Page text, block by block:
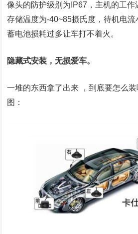
像头的防护级别为IP67，主机的工作
存储温度为-40~85摄氏度，待机电
蓄电池损耗过多让车打不着火。
隐藏式安装，无损爱车。
一堆的东西拿了出来 ，到底要怎么
图：